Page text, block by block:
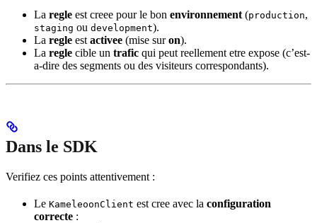
La regle est creee pour le bon environnement (production,
staging ou development).
La regle est activee (mise suron).
La regle cible un trafic qui peut reellement etre expose (c’est-
a-dire des segments ou des visiteurs correspondants).
Dans le SDK
Verifiez ces points attentivement :
Le KameleoonClient est cree avec la configuration
correcte :